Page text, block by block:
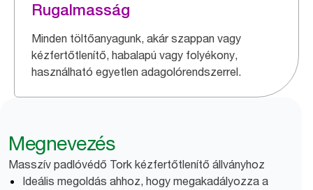
Rugalmasság
Minden töltőanyagunk, akár szappan vagy
kézfertőtlenítő, habalapú vagy folyékony,
használható egyetlen adagolórendszerrel.
Megnevezés
Masszív padlóvédő Tork kézfertőtlenítő állványhoz
Ideális megoldás ahhoz, hogy megakadályozza a